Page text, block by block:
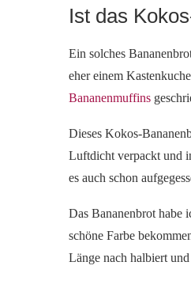
Ist das
Ein solches
eher einem
Bananenmuffins
Dieses Kokos-
Luftdicht verpackt und
es auch schon
Das Bananenbrot habe
schöne Farbe
Länge nach halbiert